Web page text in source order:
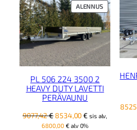
ALENNUSTUOTE
PL 506 224 3500 2
HEAVY DUTY LAVETTI
PERÄVAUNU
9077,42€ Alkuperäinen
hinta
8534,00€ Nykyinen
hinta
sis alv,
6800,00€ alv 0%